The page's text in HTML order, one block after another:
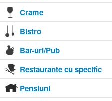
Crame
Bistro
Bar-uri/Pub
Restaurante cu specific
Pensiuni